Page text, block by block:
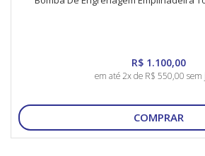
R$ 1.100,00
em até 2x de R$ 550,00 sem
COMPRAR